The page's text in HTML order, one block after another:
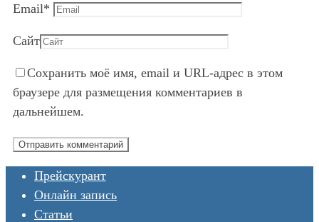
Email*
Сайт
Сохранить моё имя, email и URL-адрес в этом
браузере для размещения комментариев в
дальнейшем.
Прейскурант
Онлайн запись
Статьи